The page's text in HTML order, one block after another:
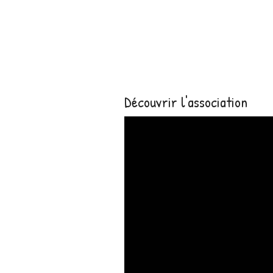
Découvrir l'association